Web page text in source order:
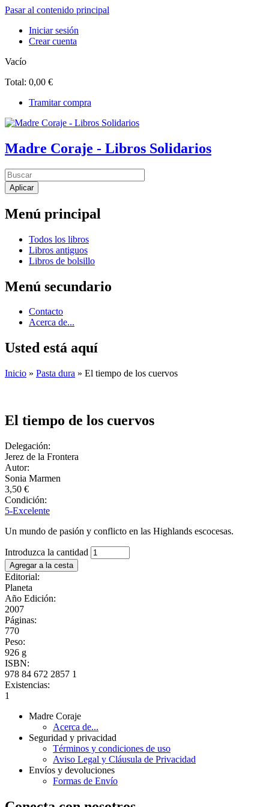
Pasar al contenido principal
Iniciar sesión
Crear cuenta
Vacío
Total: 0,00 €
Tramitar compra
Madre Coraje - Libros Solidarios
Menú principal
Todos los libros
Libros antiguos
Libros de bolsillo
Menú secundario
Contacto
Acerca de...
Usted está aquí
Inicio » Pasta dura » El tiempo de los cuervos
El tiempo de los cuervos
Delegación:
Jerez de la Frontera
Autor:
Sonia Marmen
3,50 €
Condición:
5-Excelente
Un mundo de pasión y conflicto en las Highlands escocesas.
Introduzca la cantidad
Editorial:
Planeta
Año Edición:
2007
Páginas:
770
Peso:
926 g
ISBN:
978 84 672 2857 1
Existencias:
1
Madre Coraje
Acerca de...
Seguridad y privacidad
Términos y condiciones de uso
Aviso Legal y Cláusula de Privacidad
Envíos y devoluciones
Formas de Envío